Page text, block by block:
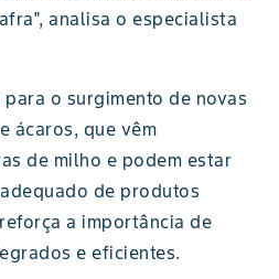
analisa o especialista
o surgimento de novas
ácaros, que vêm
de milho e podem estar
de produtos
a importância de
e eficientes.